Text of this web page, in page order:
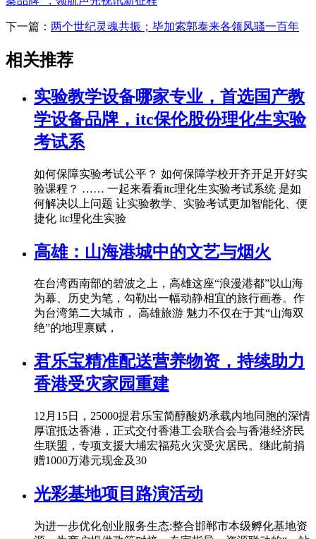
下一篇： 两个世纪灵魂共振；毕加索郭泰来各领风骚一百年
相关推荐
实验教学设备哪家专业，首选国产教
学设备品牌，itc保伦股份理化生实验
考试系
如何保障实验考试公平？ 如何保障学校开齐开足开好实
验课程？ …… 一起来看看itc理化生实验考试系统 是如
何解决以上问题 让实验教学、实验考试更加智能化、便
捷化 itc理化生实验
高雄：山海港城中的文艺与烟火
在台湾西南部的碧波之上，高雄这座“浪漫港都”以山海
为幕、历史为笔，勾勒出一幅动静相宜的旅行画卷。作
为台湾第二大城市， 高雄旅游 魅力不仅在于其“山海双
绝”的地理禀赋，
君乐宝精准配送营养物资，持续助力
香港受灾家园重建
12月15日，25000提君乐宝简醇酸奶承载内地同胞的深情
厚谊抵达香港，正式交付香港工会联合会与香港经济民
生联盟，专项支援大埔宏福苑火灾受灾居民。继此前捐
赠1000万港元现金及30
光彩基地项目路演活动
为进一步优化创业服务生态:整合邯郸市本级孵化基地资